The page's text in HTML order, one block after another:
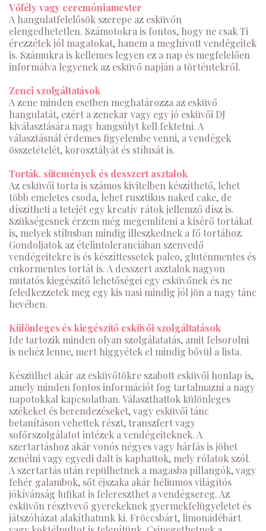
Vőfély vagy ceremóniamester
A hangulatfelelősök szerepe az esküvőn
elengedhetetlen. Számotokra is fontos, hogy ne csak Ti
érezzétek jól magatokat, hanem a meghívott vendégeitek
is. Számukra is kellemes legyen ez a nap és megfelelően
informálva legyenek az esküvő napján a történtekről.
Zenei szolgáltatások
A zene minden esetben meghatározza az esküvő
hangulatát, ezért a zenekar vagy egy jó esküvői DJ
kiválasztására nagy hangsúlyt kell fektetni. A
választásnál érdemes figyelembe venni, a vendégek
összetételét, korosztályát és stílusát is.
Torták, sütemények és desszert asztalok
Az esküvői torta is számos kivitelben készíthető, lehet
több emeletes csoda, lehet rusztikus naked cake, de
díszítheti a tetejét egy kreatív rátok jellemző dísz is.
Szükségesnek érzem még megemlíteni a kísérő tortákat
is, melyek stílusban mindig illeszkednek a fő tortához.
Gondoljatok az ételintoleranciában szenvedő
vendégeitekre is és készíttessetek paleo, gluténmentes és
cukormentes tortát is. A desszert asztalok nagyon
mutatós kiegészítő lehetőségei egy esküvőnek és ne
feledkezzetek meg egy kis nasi mindig jól jön a nagy tánc
hevében.
Különleges és kiegészítő esküvői szolgáltatások
Ide tartozik minden olyan szolgálatatás, amit felsorolni
is nehéz lenne, mert higgyétek el mindig bővül a lista.
Készülhet akár az esküvőtökre szabott esküvői honlap is,
amely minden fontos információt fog tartalmazni a nagy
napotokkal kapcsolatban. Választhattok különleges
székeket és berendezéseket, vagy esküvői tánc
betanításon vehettek részt, transzfert vagy
sofőrszolgálatot intézek a vendégeiteknek. A
szertartáshoz akár vonós négyes vagy hárfás is jöhet
zenélni vagy egyedi dalt is kaphattok, mely rólatok szól.
A szertartás után repülhetnek a magasba pillangók, vagy
fehér galambok, sőt éjszaka akár héliumos világítós
jókívánság lufikat is felereszthet a vendégsereg. Az
esküvőn résztvevő gyerekeknek gyermekfelügyeletet és
játszóházat alakíthatunk ki. Fröccsbárt, limonádébárt